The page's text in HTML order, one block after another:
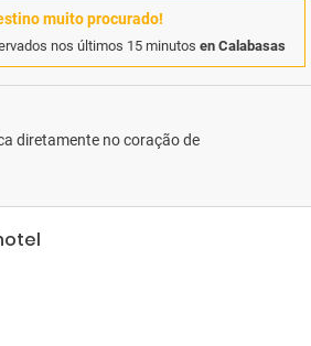
muito procurado!
nos últimos 15 minutos en Calabasas
diretamente no coração de